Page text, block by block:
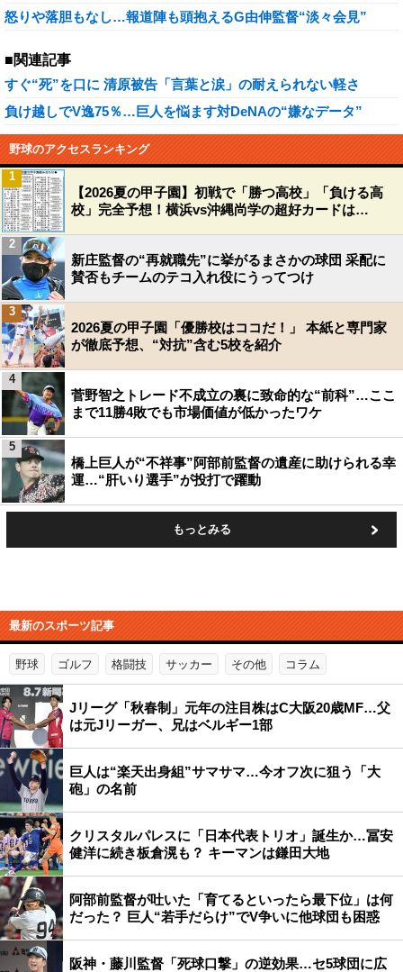
怒りや落胆もなし…報道陣も頭抱えるG由伸監督“淡々会見”
■関連記事
すぐ“死”を口に 清原被告「言葉と涙」の耐えられない軽さ
負け越しでV逸75％…巨人を悩ます対DeNAの“嫌なデータ”
野球のアクセスランキング
【2026夏の甲子園】初戦で「勝つ高校」「負ける高
校」完全予想！横浜vs沖縄尚学の超好カードは…
1
新庄監督の“再就職先”に挙がるまさかの球団 采配に
賛否もチームのテコ入れ役にうってつけ
2
2026夏の甲子園「優勝校はココだ！」 本紙と専門家
が徹底予想、“対抗”含む5校を紹介
3
菅野智之トレード不成立の裏に致命的な“前科”…ここ
まで11勝4敗でも市場価値が低かったワケ
4
橋上巨人が“不祥事”阿部前監督の遺産に助けられる幸
運…“肝いり選手”が投打で躍動
5
もっとみる
最新のスポーツ記事
野球 ゴルフ 格闘技 サッカー その他 コラム
Jリーグ「秋春制」元年の注目株はC大阪20歳MF…父
は元Jリーガー、兄はベルギー1部
巨人は“楽天出身組”サマサマ…今オフ次に狙う「大
砲」の名前
クリスタルパレスに「日本代表トリオ」誕生か…冨安
健洋に続き板倉滉も？ キーマンは鎌田大地
阿部前監督が吐いた「育てるといったら最下位」は何
だった？ 巨人“若手だらけ”でV争いに他球団も困惑
阪神・藤川監督「死球口撃」の逆効果…セ5球団に広